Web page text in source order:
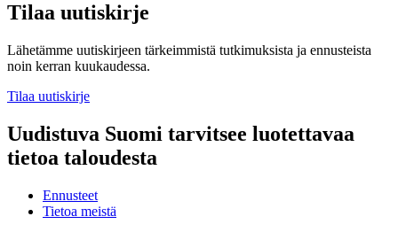
Tilaa uutiskirje
Lähetämme uutiskirjeen tärkeimmistä tutkimuksista ja ennusteista
noin kerran kuukaudessa.
Tilaa uutiskirje
Uudistuva Suomi tarvitsee luotettavaa
tietoa taloudesta
Ennusteet
Tietoa meistä